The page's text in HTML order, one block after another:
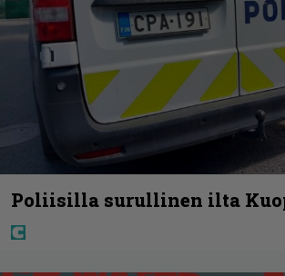
Poliisilla surullinen ilta